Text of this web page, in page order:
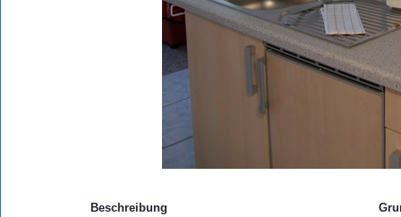
Beschreibung